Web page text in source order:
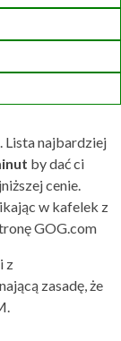
Lista najbardziej
by dać ci
cenie.
w kafelek z
GOG.com
z
zasadę, że